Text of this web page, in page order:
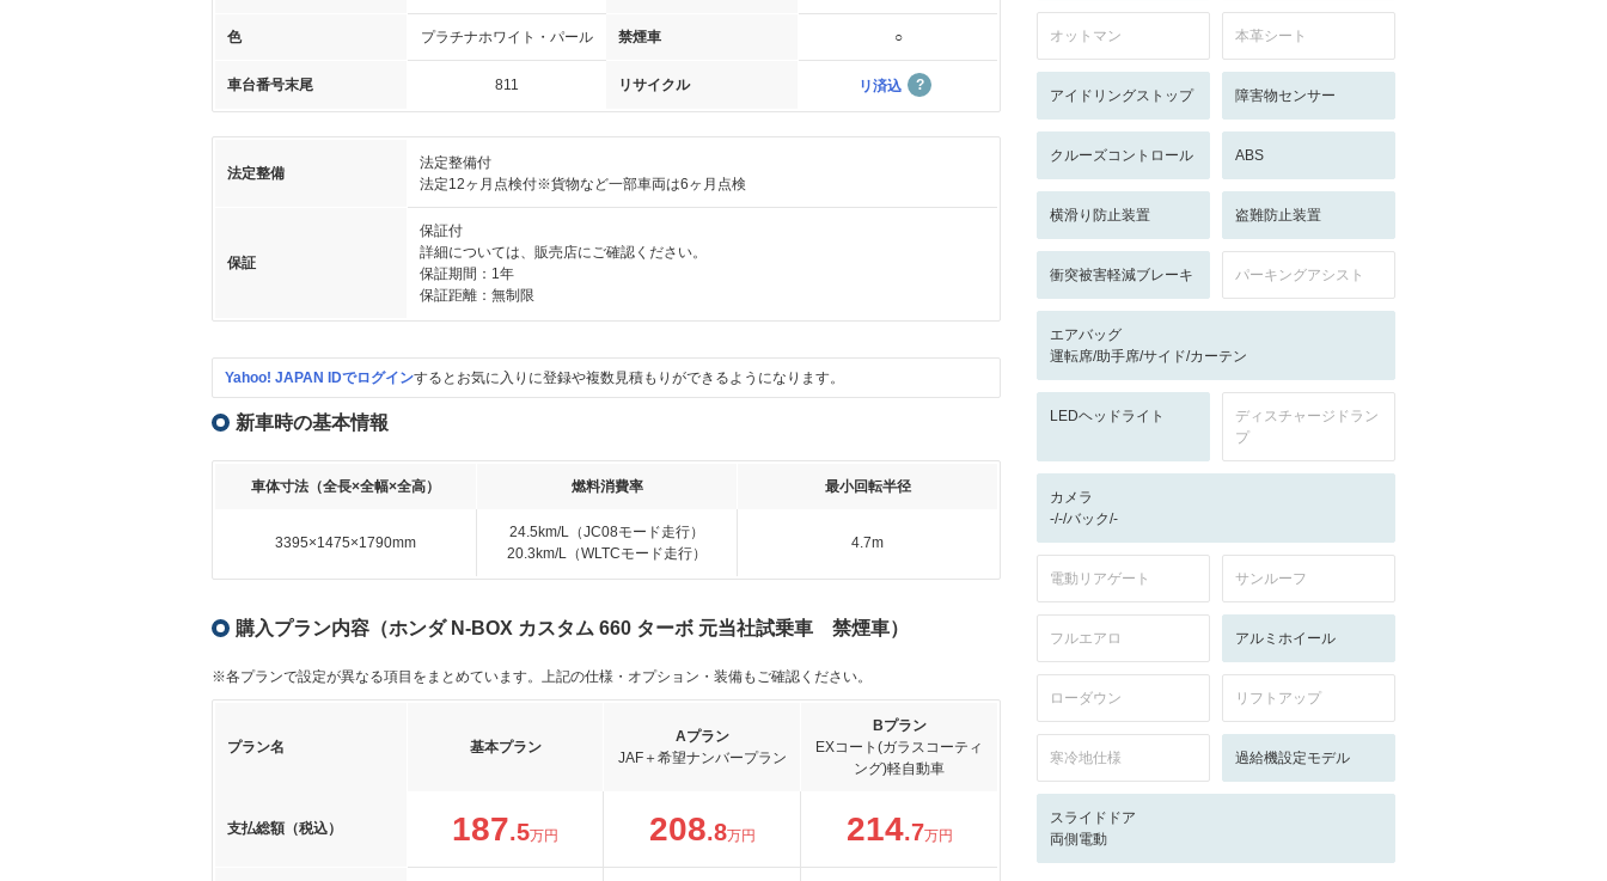
色 プラチナホワイト・パール 禁煙車 ○
車台番号末尾 811 リサイクル リ済込
法定整備
法定整備付
法定12ヶ月点検付※貨物など一部車両は6ヶ月点検
保証
保証付
詳細については、販売店にご確認ください。
保証期間：1年
保証距離：無制限
Yahoo! JAPAN IDでログインするとお気に入りに登録や複数見積もりができるようになります。
新車時の基本情報
車体寸法（全長×全幅×全高） 燃料消費率 最小回転半径
3395×1475×1790mm
24.5km/L（JC08モード走行）
20.3km/L（WLTCモード走行）
4.7m
購入プラン内容（ホンダ N-BOX カスタム 660 ターボ 元当社試乗車 禁煙車）
※各プランで設定が異なる項目をまとめています。上記の仕様・オプション・装備もご確認ください。
プラン名 基本プラン
Aプラン
JAF＋希望ナンバープラン
Bプラン
EXコート(ガラスコーティ
ング)軽自動車
支払総額（税込） 187.5万円 208.8万円 214.7万円
オットマン 本革シート
アイドリングストップ 障害物センサー
クルーズコントロール ABS
横滑り防止装置 盗難防止装置
衝突被害軽減ブレーキ パーキングアシスト
エアバッグ
運転席/助手席/サイド/カーテン
LEDヘッドライト
ディスチャージドラン
プ
カメラ
-/-/バック/-
電動リアゲート サンルーフ
フルエアロ アルミホイール
ローダウン リフトアップ
寒冷地仕様 過給機設定モデル
スライドドア
両側電動